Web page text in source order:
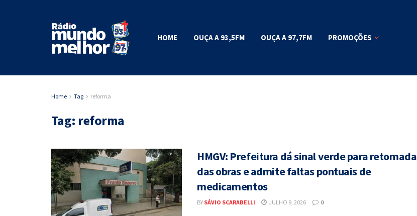
HOME OUÇA A 93,5FM OUÇA A 97,7FM PROMOÇÕES
Home Tag reforma
Tag: reforma
HMGV: Prefeitura dá sinal verde para retomada
das obras e admite faltas pontuais de
medicamentos
BY SÁVIO SCARABELLI JULHO 9, 2026 0